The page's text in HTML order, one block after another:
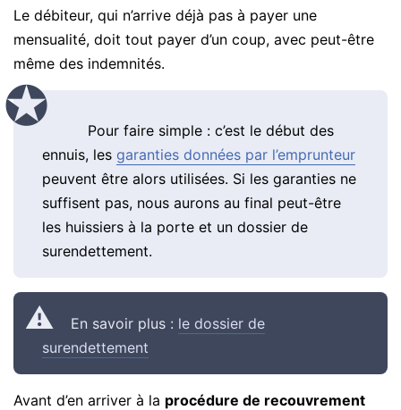
Le débiteur, qui n’arrive déjà pas à payer une
mensualité, doit tout payer d’un coup, avec peut-être
même des indemnités.
Pour faire simple : c’est le début des
ennuis, les garanties données par l’emprunteur
peuvent être alors utilisées. Si les garanties ne
suffisent pas, nous aurons au final peut-être
les huissiers à la porte et un dossier de
surendettement.
En savoir plus : le dossier de
surendettement
Avant d’en arriver à la procédure de recouvrement